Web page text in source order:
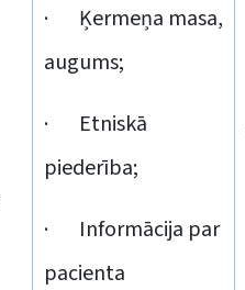
· Ķermeņa masa,
augums;
· Etniskā
piederība;
· Informācija par
pacienta